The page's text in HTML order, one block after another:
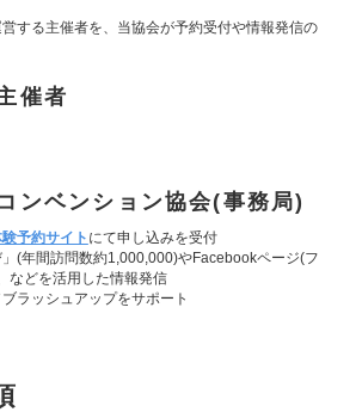
する主催者を、当協会が予約受付や情報発信の
催者
ンベンション協会(事務局)
験予約サイト にて申し込みを受付
」(年間訪問数約1,000,000)やFacebookページ(フ
などを活用した情報発信
ラッシュアップをサポート